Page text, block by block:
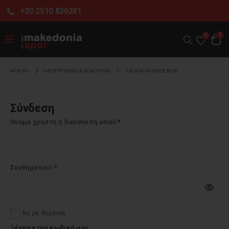
+30 2510 836281
0 0
ΑΡΧΙΚΉ ΗΛΕΚΤΡΟΝΙΚΌ ΚΑΤΆΣΤΗΜΑ Ο ΛΟΓΑΡΙΑΣΜΌΣ ΜΟΥ
Σύνδεση
Όνομα χρήστη ή διεύθυνση email*
Συνθηματικό *Απαιτείται
Να με θυμάσαι